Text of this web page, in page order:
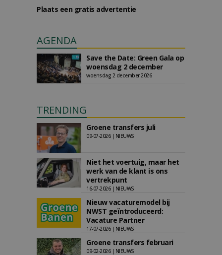
Plaats een gratis advertentie
AGENDA
Save the Date: Green Gala op
woensdag 2 december
woensdag 2 december 2026
TRENDING
Groene transfers juli
09-07-2026 | NIEUWS
Niet het voertuig, maar het
werk van de klant is ons
vertrekpunt
16-07-2026 | NIEUWS
Nieuw vacaturemodel bij
NWST geïntroduceerd:
Vacature Partner
17-07-2026 | NIEUWS
Groene transfers februari
09-02-2026 | NIEUWS